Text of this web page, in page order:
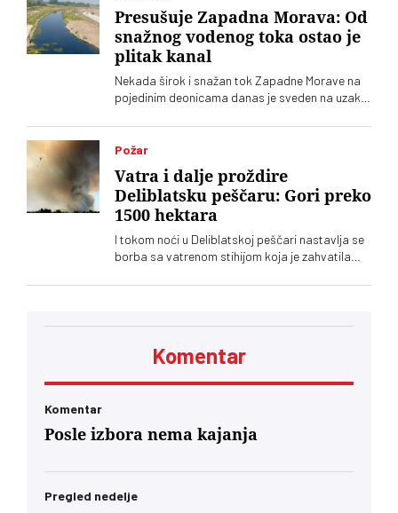
Presušuje Zapadna Morava: Od
snažnog vodenog toka ostao je
plitak kanal
Nekada širok i snažan tok Zapadne Morave na
pojedinim deonicama danas je sveden na uzak,
Požar
Vatra i dalje proždire
Deliblatsku peščaru: Gori preko
1500 hektara
I tokom noći u Deliblatskoj peščari nastavlja se
borba sa vatrenom stihijom koja je zahvatila
Komentar
Komentar
Posle izbora nema kajanja
Pregled nedelje